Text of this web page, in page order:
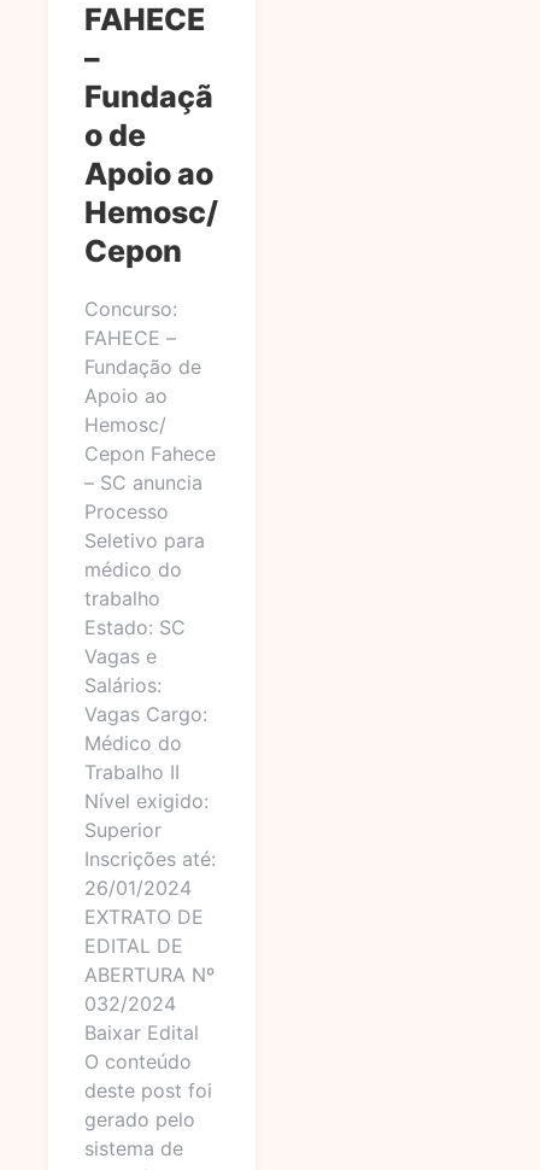
FAHECE
–
Fundaçã
o de
Apoio ao
Hemosc/
Cepon
Concurso:
FAHECE –
Fundação de
Apoio ao
Hemosc/
Cepon Fahece
– SC anuncia
Processo
Seletivo para
médico do
trabalho
Estado: SC
Vagas e
Salários:
Vagas Cargo:
Médico do
Trabalho II
Nível exigido:
Superior
Inscrições até:
26/01/2024
EXTRATO DE
EDITAL DE
ABERTURA Nº
032/2024
Baixar Edital
O conteúdo
deste post foi
gerado pelo
sistema de